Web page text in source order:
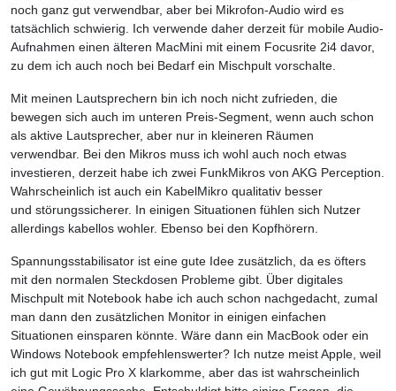
noch ganz gut verwendbar, aber bei Mikrofon-Audio wird es
tatsächlich schwierig. Ich verwende daher derzeit für mobile Audio-
Aufnahmen einen älteren MacMini mit einem Focusrite 2i4 davor,
zu dem ich auch noch bei Bedarf ein Mischpult vorschalte.
Mit meinen Lautsprechern bin ich noch nicht zufrieden, die
bewegen sich auch im unteren Preis-Segment, wenn auch schon
als aktive Lautsprecher, aber nur in kleineren Räumen
verwendbar. Bei den Mikros muss ich wohl auch noch etwas
investieren, derzeit habe ich zwei FunkMikros von AKG Perception.
Wahrscheinlich ist auch ein KabelMikro qualitativ besser
und störungssicherer. In einigen Situationen fühlen sich Nutzer
allerdings kabellos wohler. Ebenso bei den Kopfhörern.
Spannungsstabilisator ist eine gute Idee zusätzlich, da es öfters
mit den normalen Steckdosen Probleme gibt. Über digitales
Mischpult mit Notebook habe ich auch schon nachgedacht, zumal
man dann den zusätzlichen Monitor in einigen einfachen
Situationen einsparen könnte. Wäre dann ein MacBook oder ein
Windows Notebook empfehlenswerter? Ich nutze meist Apple, weil
ich gut mit Logic Pro X klarkomme, aber das ist wahrscheinlich